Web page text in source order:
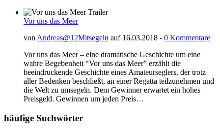
Vor uns das Meer
von Andreas@12Mitsegeln auf 16.03.2018 - 0 Kommentare
Vor uns das Meer – eine dramatische Geschichte um eine
wahre Begebenheit “Vor uns das Meer” erzählt die
beeindruckende Geschichte eines Amateurseglers, der trotz
aller Bedenken beschließt, an einer Regatta teilzunehmen und
die Welt zu umsegeln. Dem Gewinner erwartet ein hohes
Preisgeld. Gewinnen um jeden Preis…
häufige Suchwörter